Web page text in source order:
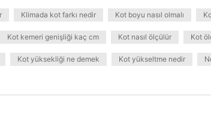
Klimada kot farkı nedir Kot boyu nasıl olmalı
Kot kemeri genişliği kaç cm Kot nasıl ölçülür Kot
Kot yüksekliği ne demek Kot yükseltme nedir